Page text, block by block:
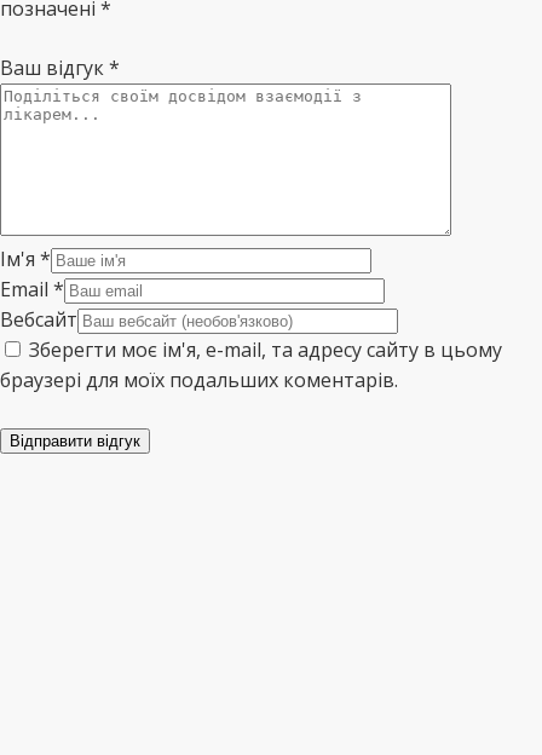
позначені *
Ваш відгук*
Ім'я *
Email *
Вебсайт
Зберегти моє ім'я, e-mail, та адресу сайту в цьому
браузері для моїх подальших коментарів.
Відправити відгук